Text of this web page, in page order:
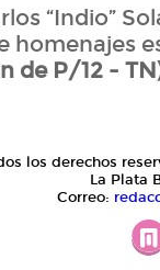
“Indio”
homenajes
de P/12 -
los derechos
La Plata
Correo: